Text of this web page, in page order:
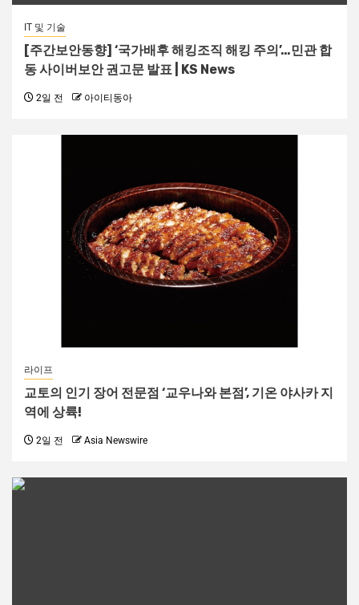
IT 및 기술
[주간보안동향] ‘국가배후 해킹조직 해킹 주의’…민관 합
동 사이버보안 권고문 발표 | KS News
2일 전 아이티동아
라이프
교토의 인기 장어 전문점 ‘교우나와 본점’, 기온 야사카 지
역에 상륙!
2일 전 Asia Newswire